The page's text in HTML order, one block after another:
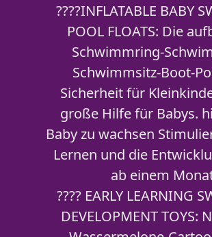
????INFLATABLE BABY
POOL FLOATS: Die
Schwimmring-
Schwimmsitz-Boot-
Sicherheit für
große Hilfe für Babys.
Baby zu wachsen
Lernen und die
ab einem
???? EARLY LEARNING
DEVELOPMENT TOYS: